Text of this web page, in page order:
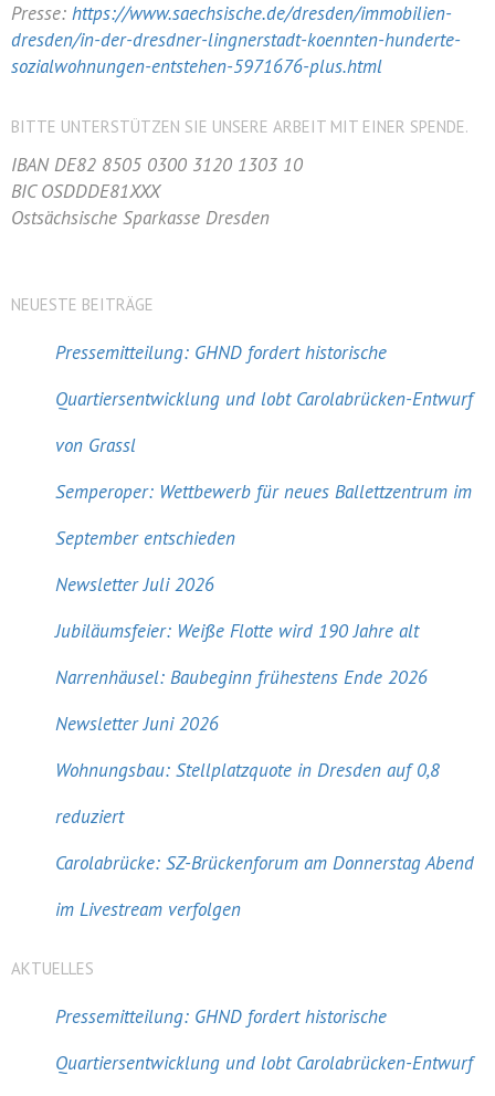
Presse: https://www.saechsische.de/dresden/immobilien-
dresden/in-der-dresdner-lingnerstadt-koennten-hunderte-
sozialwohnungen-entstehen-5971676-plus.html
BITTE UNTERSTÜTZEN SIE UNSERE ARBEIT MIT EINER SPENDE.
IBAN DE82 8505 0300 3120 1303 10
BIC OSDDDE81XXX
Ostsächsische Sparkasse Dresden
NEUESTE BEITRÄGE
Pressemitteilung: GHND fordert historische
Quartiersentwicklung und lobt Carolabrücken-Entwurf
von Grassl
Semperoper: Wettbewerb für neues Ballettzentrum im
September entschieden
Newsletter Juli 2026
Jubiläumsfeier: Weiße Flotte wird 190 Jahre alt
Narrenhäusel: Baubeginn frühestens Ende 2026
Newsletter Juni 2026
Wohnungsbau: Stellplatzquote in Dresden auf 0,8
reduziert
Carolabrücke: SZ-Brückenforum am Donnerstag Abend
im Livestream verfolgen
AKTUELLES
Pressemitteilung: GHND fordert historische
Quartiersentwicklung und lobt Carolabrücken-Entwurf